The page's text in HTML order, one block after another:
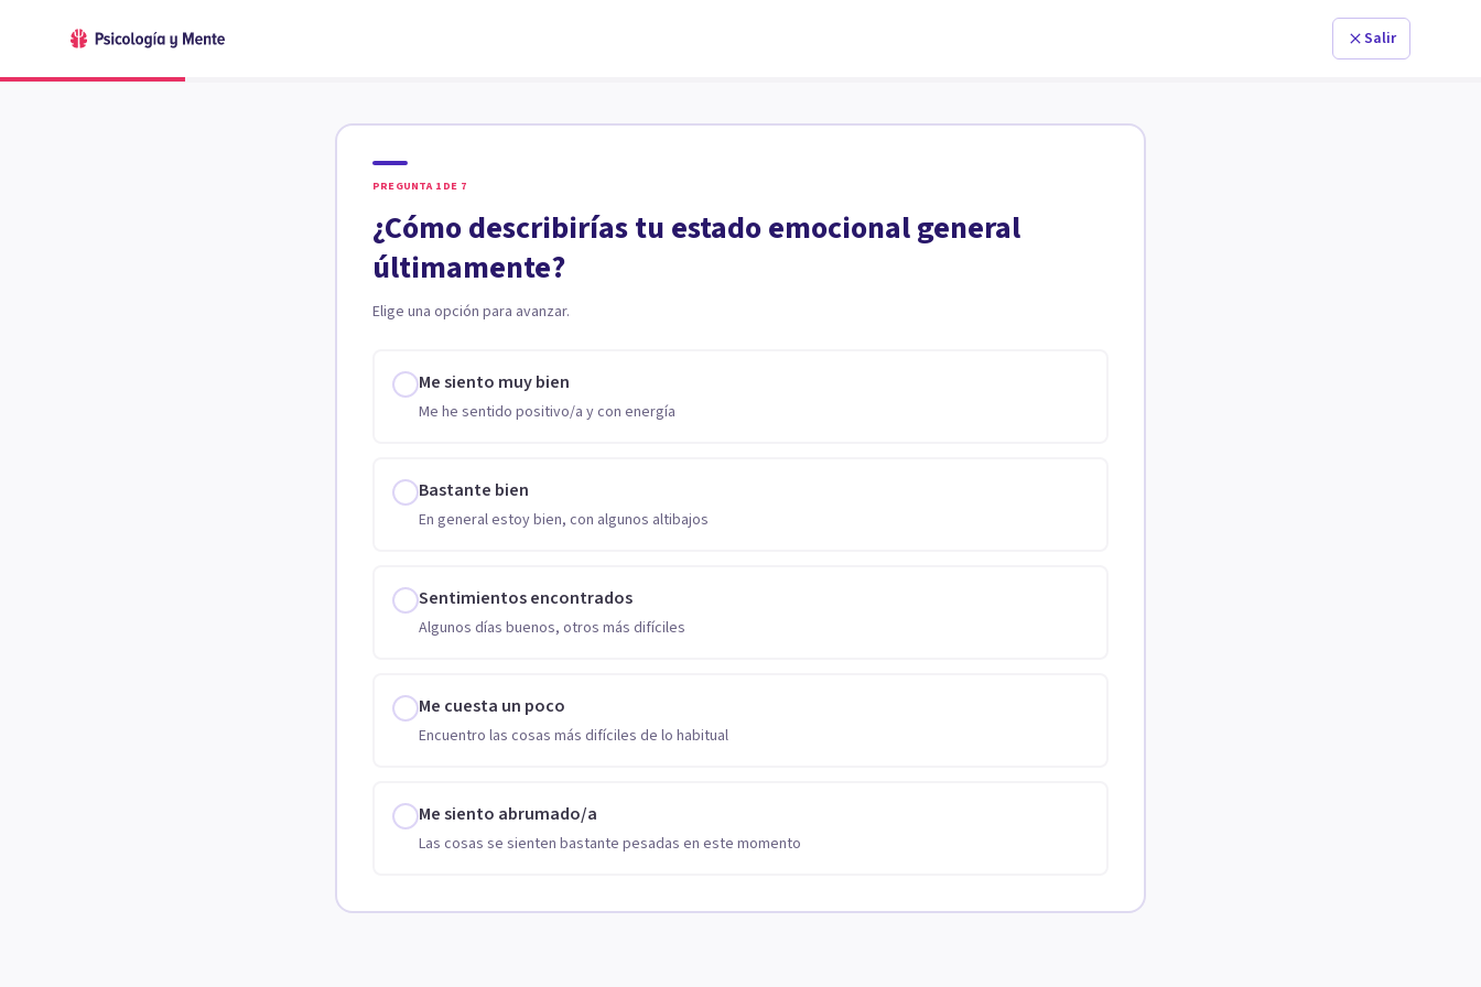
Salir
PREGUNTA 1 DE 7
¿Cómo describirías tu estado emocional general
últimamente?
Elige una opción para avanzar.
Me siento muy bien
Me he sentido positivo/a y con energía
Bastante bien
En general estoy bien, con algunos altibajos
Sentimientos encontrados
Algunos días buenos, otros más difíciles
Me cuesta un poco
Encuentro las cosas más difíciles de lo habitual
Me siento abrumado/a
Las cosas se sienten bastante pesadas en este momento